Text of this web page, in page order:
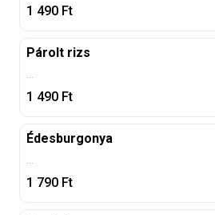
1 490 Ft
Párolt rizs
...
1 490 Ft
Édesburgonya
...
1 790 Ft